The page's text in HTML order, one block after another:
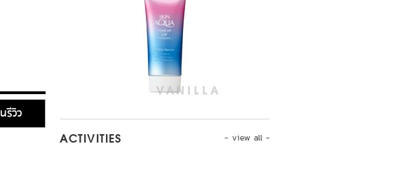
รีวิว
- view all -
ACTIVITIES